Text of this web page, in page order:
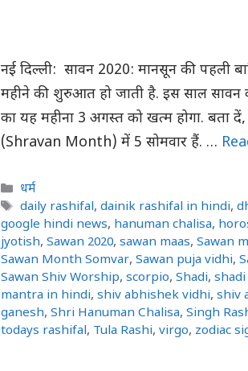
नई दिल्ली: सावन 2020: मानसून की पहली
महीने की शुरुआत हो जाती है. इस साल सावन
का यह महीना 3 अगस्त को खत्म होगा. बता
(Shravan Month) में 5 सोमवार हैं. …
Categories
धर्म
Tags
daily rashifal,dainik rashifal in hindi,
google hindi news, hanuman chalisa,
jyotish, Sawan 2020, sawan maas, Sawan
Sawan Month Somvar, Sawan puja vidhi,
Sawan Shiv Worship, scorpio, Shadi,
mantra in hindi, shiv abhishek vidhi, shiv
ganesh, Shri Hanuman Chalisa, Singh
todays rashifal, Tula Rashi, virgo, zodiac